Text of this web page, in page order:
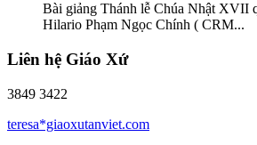
Bài giảng Thánh lễ Chúa Nhật XVII
Hilario Phạm Ngọc Chính ( CRM...
Liên hệ Giáo Xứ
3849 3422
teresa*giaoxutanviet.com